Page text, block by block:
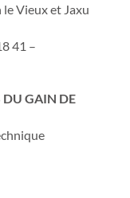
le Vieux et Jaxu
41 –
DU GAIN DE